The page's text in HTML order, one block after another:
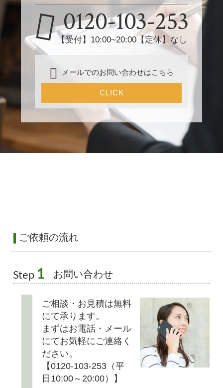
0120-103-253
【受付】10:00~20:00【定休】なし
メールでのお問い合わせはこちら
CLICK
ご依頼の流れ
Step 1 お問い合わせ
ご相談・お見積は無料
にて承ります。
まずはお電話・メール
にてお気軽にご連絡く
ださい。
【0120-103-253（平
日10:00～20:00）】